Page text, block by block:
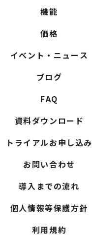
機能
価格
イベント・ニュース
ブログ
FAQ
資料ダウンロード
トライアルお申し込み
お問い合わせ
導入までの流れ
個人情報等保護方針
利用規約